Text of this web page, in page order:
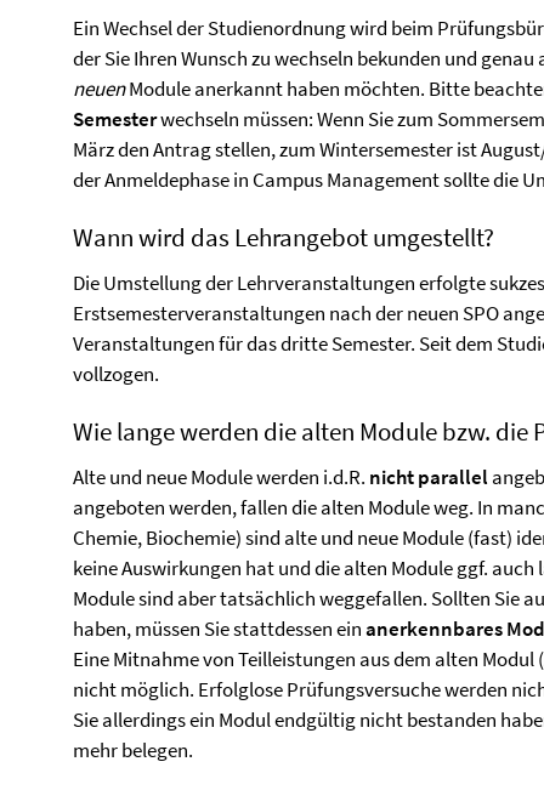
Ein Wechsel der Studienordnung wird beim
der Sie Ihren Wunsch zu wechseln bekunden und
neuenModule anerkannt haben möchten. Bitte
Semesterwechseln müssen: Wenn Sie zum
März den Antrag stellen, zum Wintersemester ist
der Anmeldephase in Campus Management sollte die
Wann wird das Lehrangebot umgestellt?
Die Umstellung der Lehrveranstaltungen erfolgte
Erstsemesterveranstaltungen nach der neuen SPO
Veranstaltungen für das dritte Semester. Seit dem
vollzogen.
Wie lange werden die alten Module bzw. die
Alte und neue Module werden i.d.R. nicht parallel
angeboten werden, fallen die alten Module weg. In
Chemie, Biochemie) sind alte und neue Module (fast)
keine Auswirkungen hat und die alten Module ggf.
Module sind aber tatsächlich weggefallen. Sollten Sie
haben, müssen Sie stattdessen einanerkennbares
Eine Mitnahme von Teilleistungen aus dem alten
nicht möglich. Erfolglose Prüfungsversuche werden
Sie allerdings ein Modul endgültig nicht bestanden
mehr belegen.